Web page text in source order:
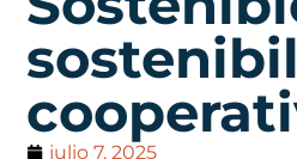
julio 7, 2025